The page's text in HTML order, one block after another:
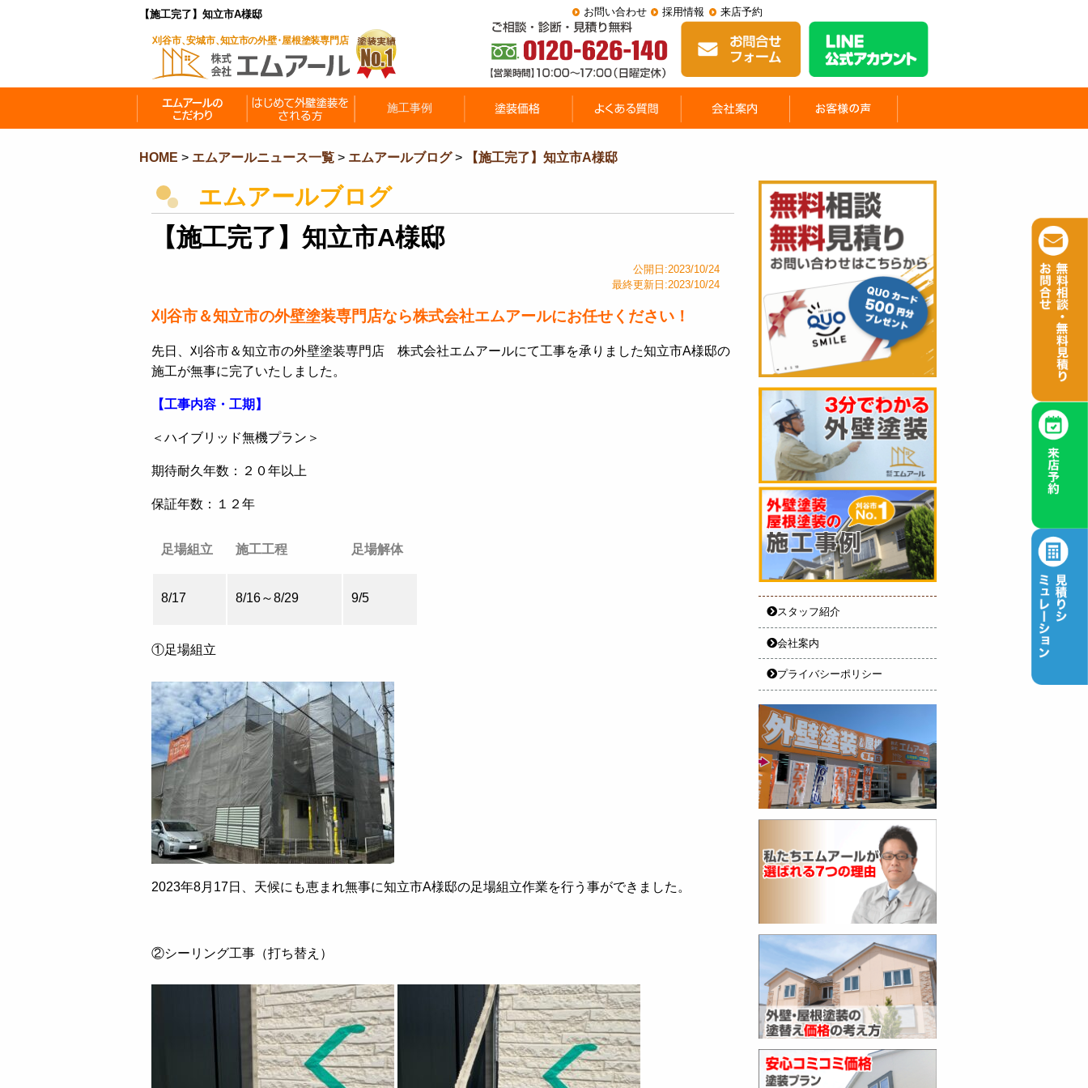
【施工完了】知立市A様邸 お問い合わせ 採用情報 来店予約
HOME > エムアールニュース一覧 > エムアールブログ> 【施工完了】知立市A様邸
エムアールブログ
【施工完了】知立市A様邸
公開日:2023/10/24
最終更新日:2023/10/24
刈谷市＆知立市の外壁塗装専門店なら株式会社エムアールにお任せください！
先日、刈谷市＆知立市の外壁塗装専門店 株式会社エムアールにて工事を承りました知立市A様邸の
施工が無事に完了いたしました。
【工事内容・工期】
＜ハイブリッド無機プラン＞
期待耐久年数：２０年以上
保証年数：１２年
足場組立 施工工程 足場解体
8/17 8/16～8/29 9/5
①足場組立
2023年8月17日、天候にも恵まれ無事に知立市A様邸の足場組立作業を行う事ができました。
②シーリング工事（打ち替え）
スタッフ紹介
会社案内
プライバシーポリシー